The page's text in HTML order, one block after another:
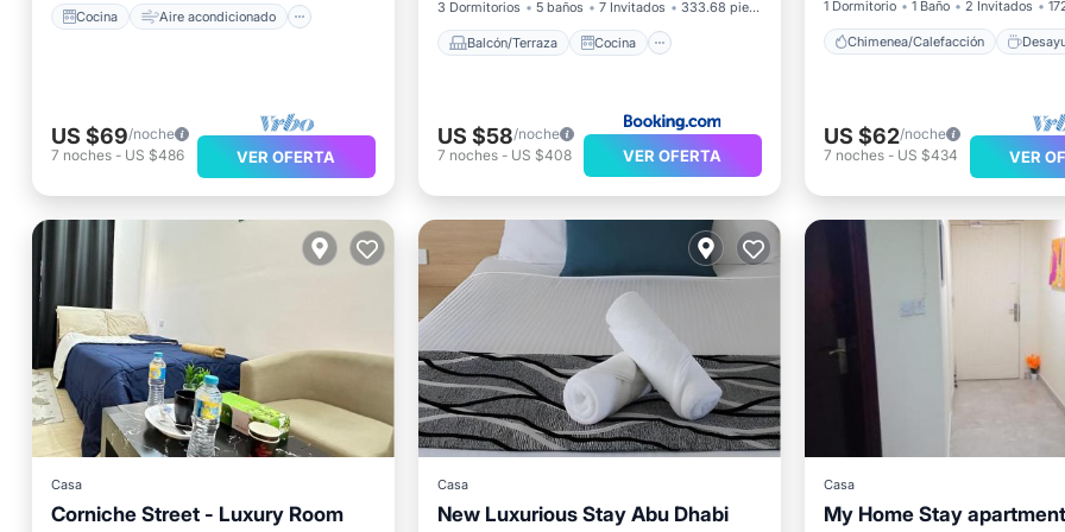
Cocina Aire acondicionado
US $69/noche
7 noches - US $486 VER OFERTA
3 Dormitorios 5 baños 7 Invitados 333.68 pies²
Balcón/Terraza Cocina
US $58/noche
7 noches- US $408 VER OFERTA
1 Dormitorio
1 Baño 2 Invitados
Chimenea/Calefacción
US $62/noche
7 noches- US $434 VER
Casa
Corniche Street - Luxury Room
Casa
New Luxurious Stay Abu Dhabi
Casa
My Home Stay
Bañera de hidromasaje